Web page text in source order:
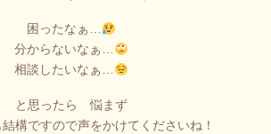
困ったなぁ…
分からないなぁ…
相談したいなぁ…
と思ったら 悩まず
構ですので声をかけてくださいね！